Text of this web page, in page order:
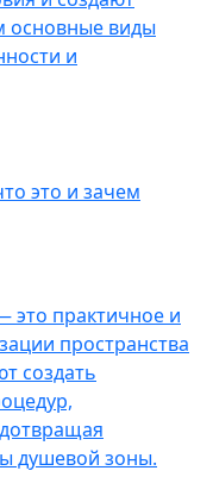
основные виды
и
это и зачем
это практичное и
пространства
создать
душевой зоны.